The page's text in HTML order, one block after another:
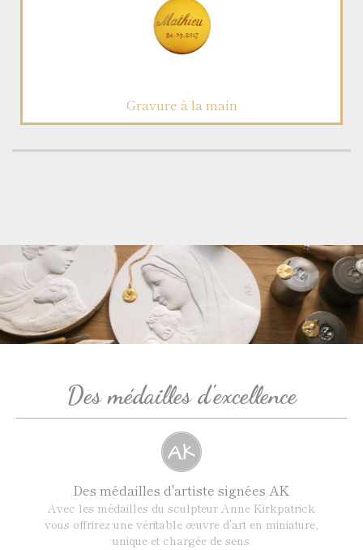
Gravure à la main
Des médailles d'excellence
Des médailles d'artiste signées AK
Avec les médailles du sculpteur Anne Kirkpatrick
vous offrirez une véritable œuvre d’art en miniature,
unique et chargée de sens